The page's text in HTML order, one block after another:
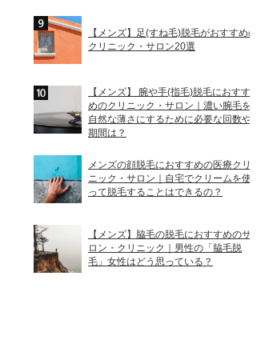
セス
ル平和通駅 徒歩2分／JR小倉駅 徒歩7分
徒歩1分）
ル平和通駅 徒歩1分／JR小倉駅 徒歩3分
平和通駅 徒歩4分
【メンズ】足(すね毛)脱毛がおすすめの
クリニック・サロン20選
【メンズ】 腕や手(指毛)脱毛におすす
めのクリニック・サロン｜濃い腕毛を
自然な薄さにするために必要な回数や
期間は？
メンズの顔脱毛におすすめの医療クリ
ニック・サロン｜自宅でクリームを使
って脱毛することはできるの？
【メンズ】脇毛の脱毛におすすめのサ
ロン・クリニック｜男性の「脇毛脱
毛」女性はどう思っている？